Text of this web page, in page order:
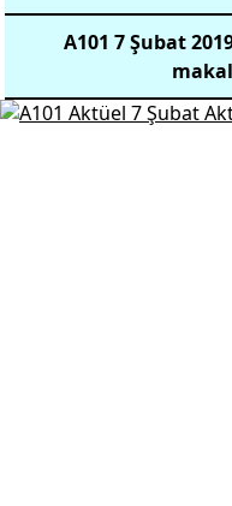
A101 7 Şubat